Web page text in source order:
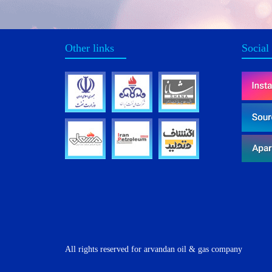
Other links
All rights reserved for arvandan oil & gas company